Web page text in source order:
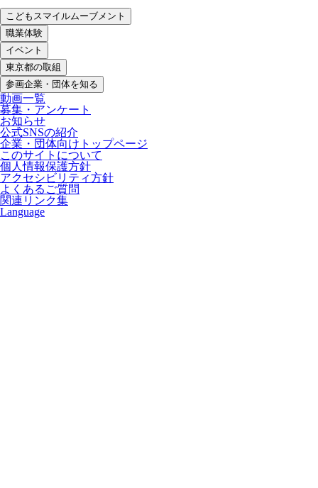
こどもスマイルムーブメント
職業体験
イベント
東京都の取組
参画企業・団体を知る
動画一覧
募集・アンケート
お知らせ
公式SNSの紹介
企業・団体向けトップページ
このサイトについて
個人情報保護方針
アクセシビリティ方針
よくあるご質問
関連リンク集
Language